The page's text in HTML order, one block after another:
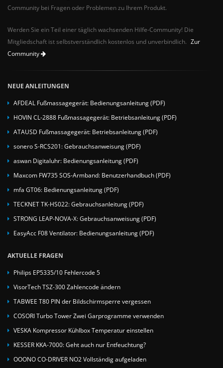
Community bei Fragen oder Problemen zu Ihrem Produkt.
Werden Sie ein Teil einer täglich wachsenden Hilfe-Community! Die
Mitgliedschaft ist selbstverständlich kostenlos und unverbindlich. Zur
Community
NEUE ANLEITUNGEN
AFDEAL Fußmassagegerät: Bedienungsanleitung (PDF)
HOVIN CL-2888 Fußmassagegerät: Betriebsanleitung (PDF)
ATAUSD Fußmassagegerät: Betriebsanleitung (PDF)
sonero S-RCS201: Gebrauchsanweisung (PDF)
aswan Digitaluhr: Bedienungsanleitung (PDF)
Maxcom FW735 SOS-Armband: Benutzerhandbuch (PDF)
mfa GT06: Bedienungsanleitung (PDF)
TECKNET TK-HS022: Gebrauchsanleitung (PDF)
STRONG LEAP-NOVA-X: Gebrauchsanweisung (PDF)
EasyAcc F08 Ventilator: Bedienungsanleitung (PDF)
AKTUELLE FRAGEN
Philips EP5335/10 Fehlercode 5
VisorTech TSZ-300 Zahlencode ändern
TABWEE T80 PIN der Bildschirmsperre vergessen
COSORI Turbo Tower Zwei Garprogramme verwenden
VESKA Kompressor Kühlbox Temperatur einstellen
KESSER KKA-7000: Geht auch nur Entfeuchtung?
OOONO CO-DRIVER NO2 Vollständig aufgeladen